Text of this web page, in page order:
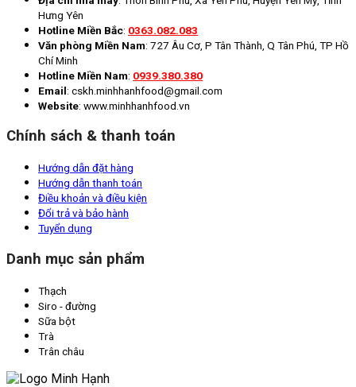
Hưng Yên
Hotline Miền Bắc: 0363.082.083
Văn phòng Miền Nam: 727 Âu Cơ, P Tân Thành, Q Tân Phú, TP Hồ
Chí Minh
Hotline Miền Nam: 0939.380.380
Email: cskh.minhhanhfood@gmail.com
Website: www.minhhanhfood.vn
Chính sách & thanh toán
Hướng dẫn đặt hàng
Hướng dẫn thanh toán
Điều khoản và điều kiện
Đổi trả và bảo hành
Tuyển dụng
Danh mục sản phẩm
Thạch
Siro - đường
Sữa bột
Trà
Trân châu